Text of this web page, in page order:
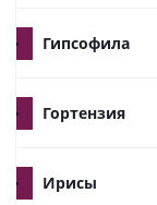
Гипсофила
Гортензия
Ирисы